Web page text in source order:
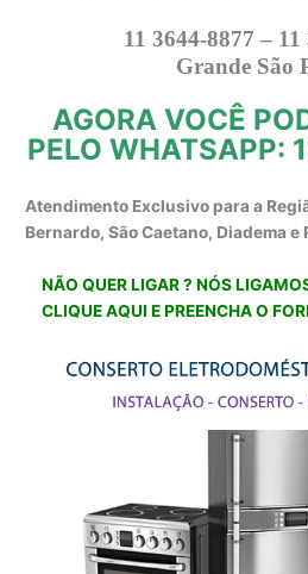
11 3644-8877 – 11
Grande São
AGORA VOCÊ
PELO WHATSAPP:
Atendimento Exclusivo para a
Bernardo, São Caetano, Diadema e
NÃO QUER LIGAR ? NÓS
CLIQUE AQUI E PREENCHA O